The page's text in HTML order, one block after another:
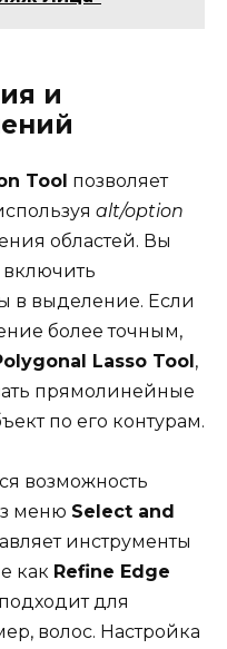
и
Tool позволяет
alt/option
областей. Вы
включить
в выделение. Если
более точным,
Lasso Tool,
прямолинейные
по его контурам.
возможность
меню Select and
инструменты
как Refine Edge
для
волос. Настройка